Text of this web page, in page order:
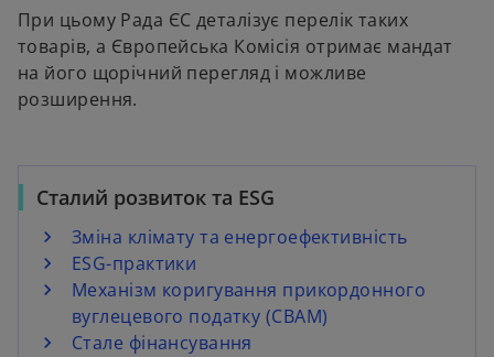
При цьому Рада ЄС деталізує перелік таких
товарів, а Європейська Комісія отримає мандат
на його щорічний перегляд і можливе
розширення.
Сталий розвиток та ESG
Зміна клімату та енергоефективність
ESG-практики
Механізм коригування прикордонного
вуглецевого податку (CBAM)
Стале фінансування